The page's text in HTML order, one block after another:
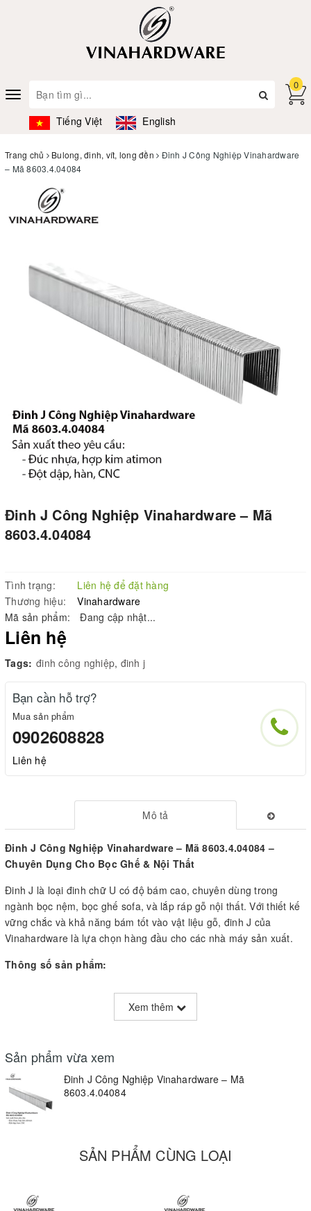
Toggle
navigation
Tiếng Việt English
0
Trang chủ Bulong, đinh, vít, long đền
Đinh J Công Nghiệp Vinahardware
– Mã 8603.4.04084
Đinh J Công Nghiệp Vinahardware – Mã
8603.4.04084
Tình trạng:
Liên hệ để đặt hàng
Thương hiệu:
Vinahardware
Mã sản phẩm:
Đang cập nhật...
Liên hệ
Tags: đinh công nghiệp, đinh j
Bạn cần hỗ trợ?
Mua sản phẩm
0902608828
Liên hệ
Mô tả
Đinh J Công Nghiệp Vinahardware – Mã 8603.4.04084 –
Chuyên Dụng Cho Bọc Ghế & Nội Thất
Đinh J là loại đinh chữ U có độ bám cao, chuyên dùng trong
ngành bọc nệm, bọc ghế sofa, và lắp ráp gỗ nội thất. Với thiết kế
vững chắc và khả năng bám tốt vào vật liệu gỗ, đinh J của
Vinahardware là lựa chọn hàng đầu cho các nhà máy sản xuất.
Thông số sản phẩm:
Mã hàng: 8603.4.04084
Loại đinh: Đinh J (chữ U, crown 11.2mm)
Độ dài chân: từ 6mm đến 16mm
Quy cách: 10.000 cây/hộp
Ứng dụng thực tế:
Gắn vách gỗ, viền mỏng
Xem thêm
Sản phẩm vừa xem
Đinh J Công Nghiệp Vinahardware – Mã
8603.4.04084
SẢN PHẨM CÙNG LOẠI